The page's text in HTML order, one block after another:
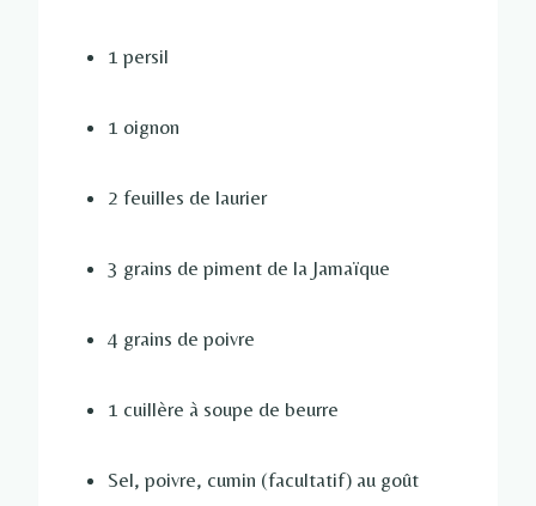
1 persil
1 oignon
2 feuilles de laurier
3 grains de piment de la Jamaïque
4 grains de poivre
1 cuillère à soupe de beurre
Sel, poivre, cumin (facultatif) au goût